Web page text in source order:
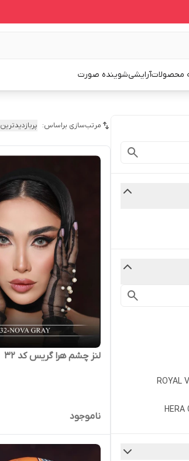
محصولاتآرایشیشوینده صورت
مرتب‌سازی براساس: پربازدیدترین
لنز چشم هرا گریس کد 32
ناموجود